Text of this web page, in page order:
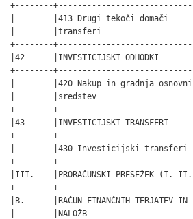
+--------
|        |413 Drugi tekoči domači
|        |transferi
+--------
|42      |INVESTICIJSKI
+--------
|        |420 Nakup in gradnja
|        |sredstev
+--------
|43      |INVESTICIJSKI
+--------
|        |430 Investicijski
+--------
|III.    |PRORAČUNSKI
+--------
|B.      |RAČUN FINANČNIH
|        |NALOŽB